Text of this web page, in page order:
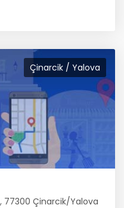
Çinarcik / Yalova
77300 Çinarcik/Yalova